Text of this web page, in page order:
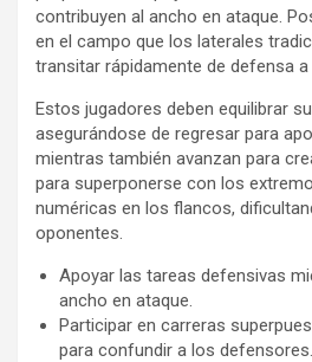
contribuyen al ancho en ataque.
en el campo que los laterales
transitar rápidamente de defensa a
Estos jugadores deben equilibrar
asegurándose de regresar para
mientras también avanzan para
para superponerse con los
numéricas en los flancos,
oponentes.
Apoyar las tareas defensivas
ancho en ataque.
Participar en carreras
para confundir a los defensores.